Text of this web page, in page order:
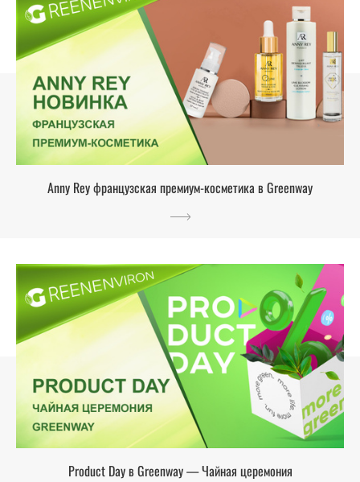
Anny Rey французская премиум-косметика в Greenway
Product Day в Greenway — Чайная церемония